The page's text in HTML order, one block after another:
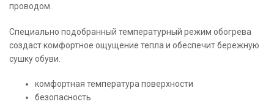
проводом.
Специально подобранный температурный режим обогрева
создаст комфортное ощущение тепла и обеспечит бережную
сушку обуви.
комфортная температура поверхности
безопасность